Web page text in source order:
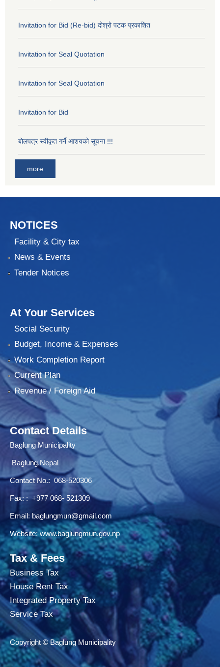
Invitation for Bid (Re-bid) दोश्रो पटक प्रकाशित
Invitation for Seal Quotation
Invitation for Seal Quotation
Invitation for Bid
बोलपत्र स्वीकृत गर्ने आशयको सूचना !!!
more
NOTICES
Facility & City tax
News & Events
Tender Notices
At Your Services
Social Security
Budget, Income & Expenses
Work Completion Report
Current Plan
Revenue / Foreign Aid
Contact Details
Baglung Municipality
Baglung,Nepal
Contact No.: 068-520306
Fax: : +977 068- 521309
Email: baglungmun@gmail.com
Website:www.baglungmun.gov.np
Tax & Fees
Business Tax
House Rent Tax
Integrated Property Tax
Service Tax
Copyright © Baglung Municipality